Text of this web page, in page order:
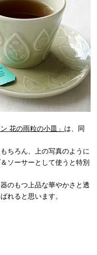
花の雨粒の小皿」 は、同
ちろん、上の写真のように
ソーサーとして使うと特別
のもつ上品な華やかさと透
れると思います。